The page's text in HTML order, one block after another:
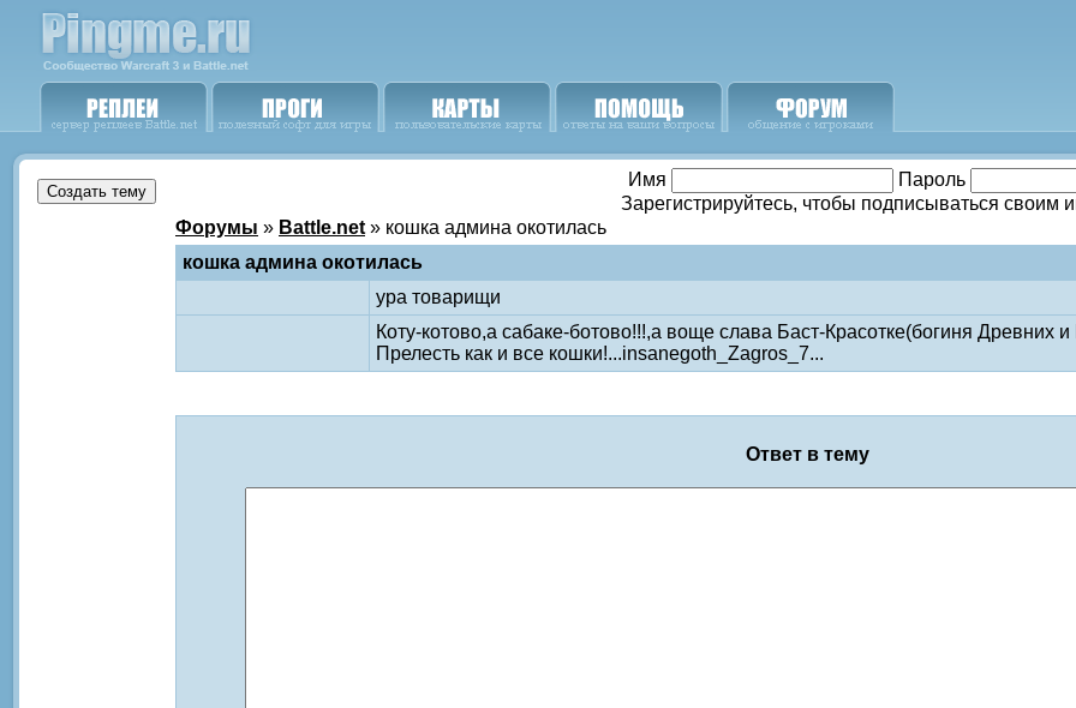
Имя
Пароль
Зарегистрируйтесь, чтобы подписываться своим
Форумы » Battle.net » кошка админа окотилась
кошка админа окотилась
ура товарищи
Коту-котово,а сабаке-ботово!!!,а воще слава Баст-Красотке(богиня Древних
Прелесть как и все кошки!...insanegoth_Zagros_7...
Ответ в тему